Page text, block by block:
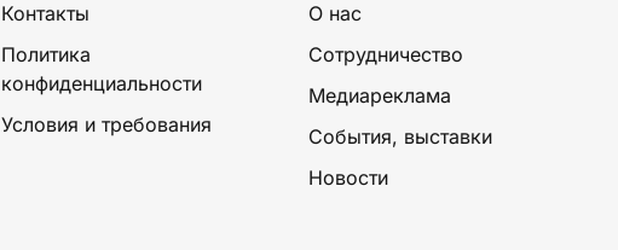
Контакты
Политика
конфиденциальности
Условия и требования
О нас
Сотрудничество
Медиареклама
События, выставки
Новости